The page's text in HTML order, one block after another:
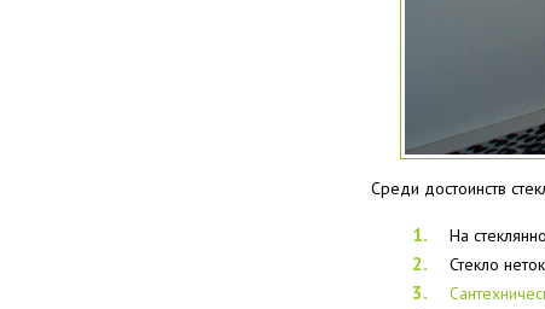
Среди достоинств
На
Стекло